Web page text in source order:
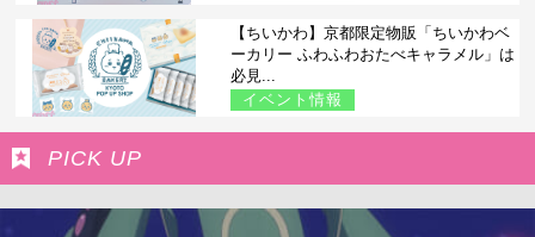
【ちいかわ】京都限定物販「ちいかわベ
ーカリー ふわふわおたべキャラメル」は
必見...
イベント情報
PICK UP